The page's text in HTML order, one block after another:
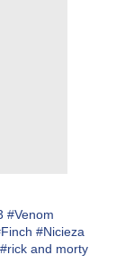
#Venom
#Nicieza
#rick and morty